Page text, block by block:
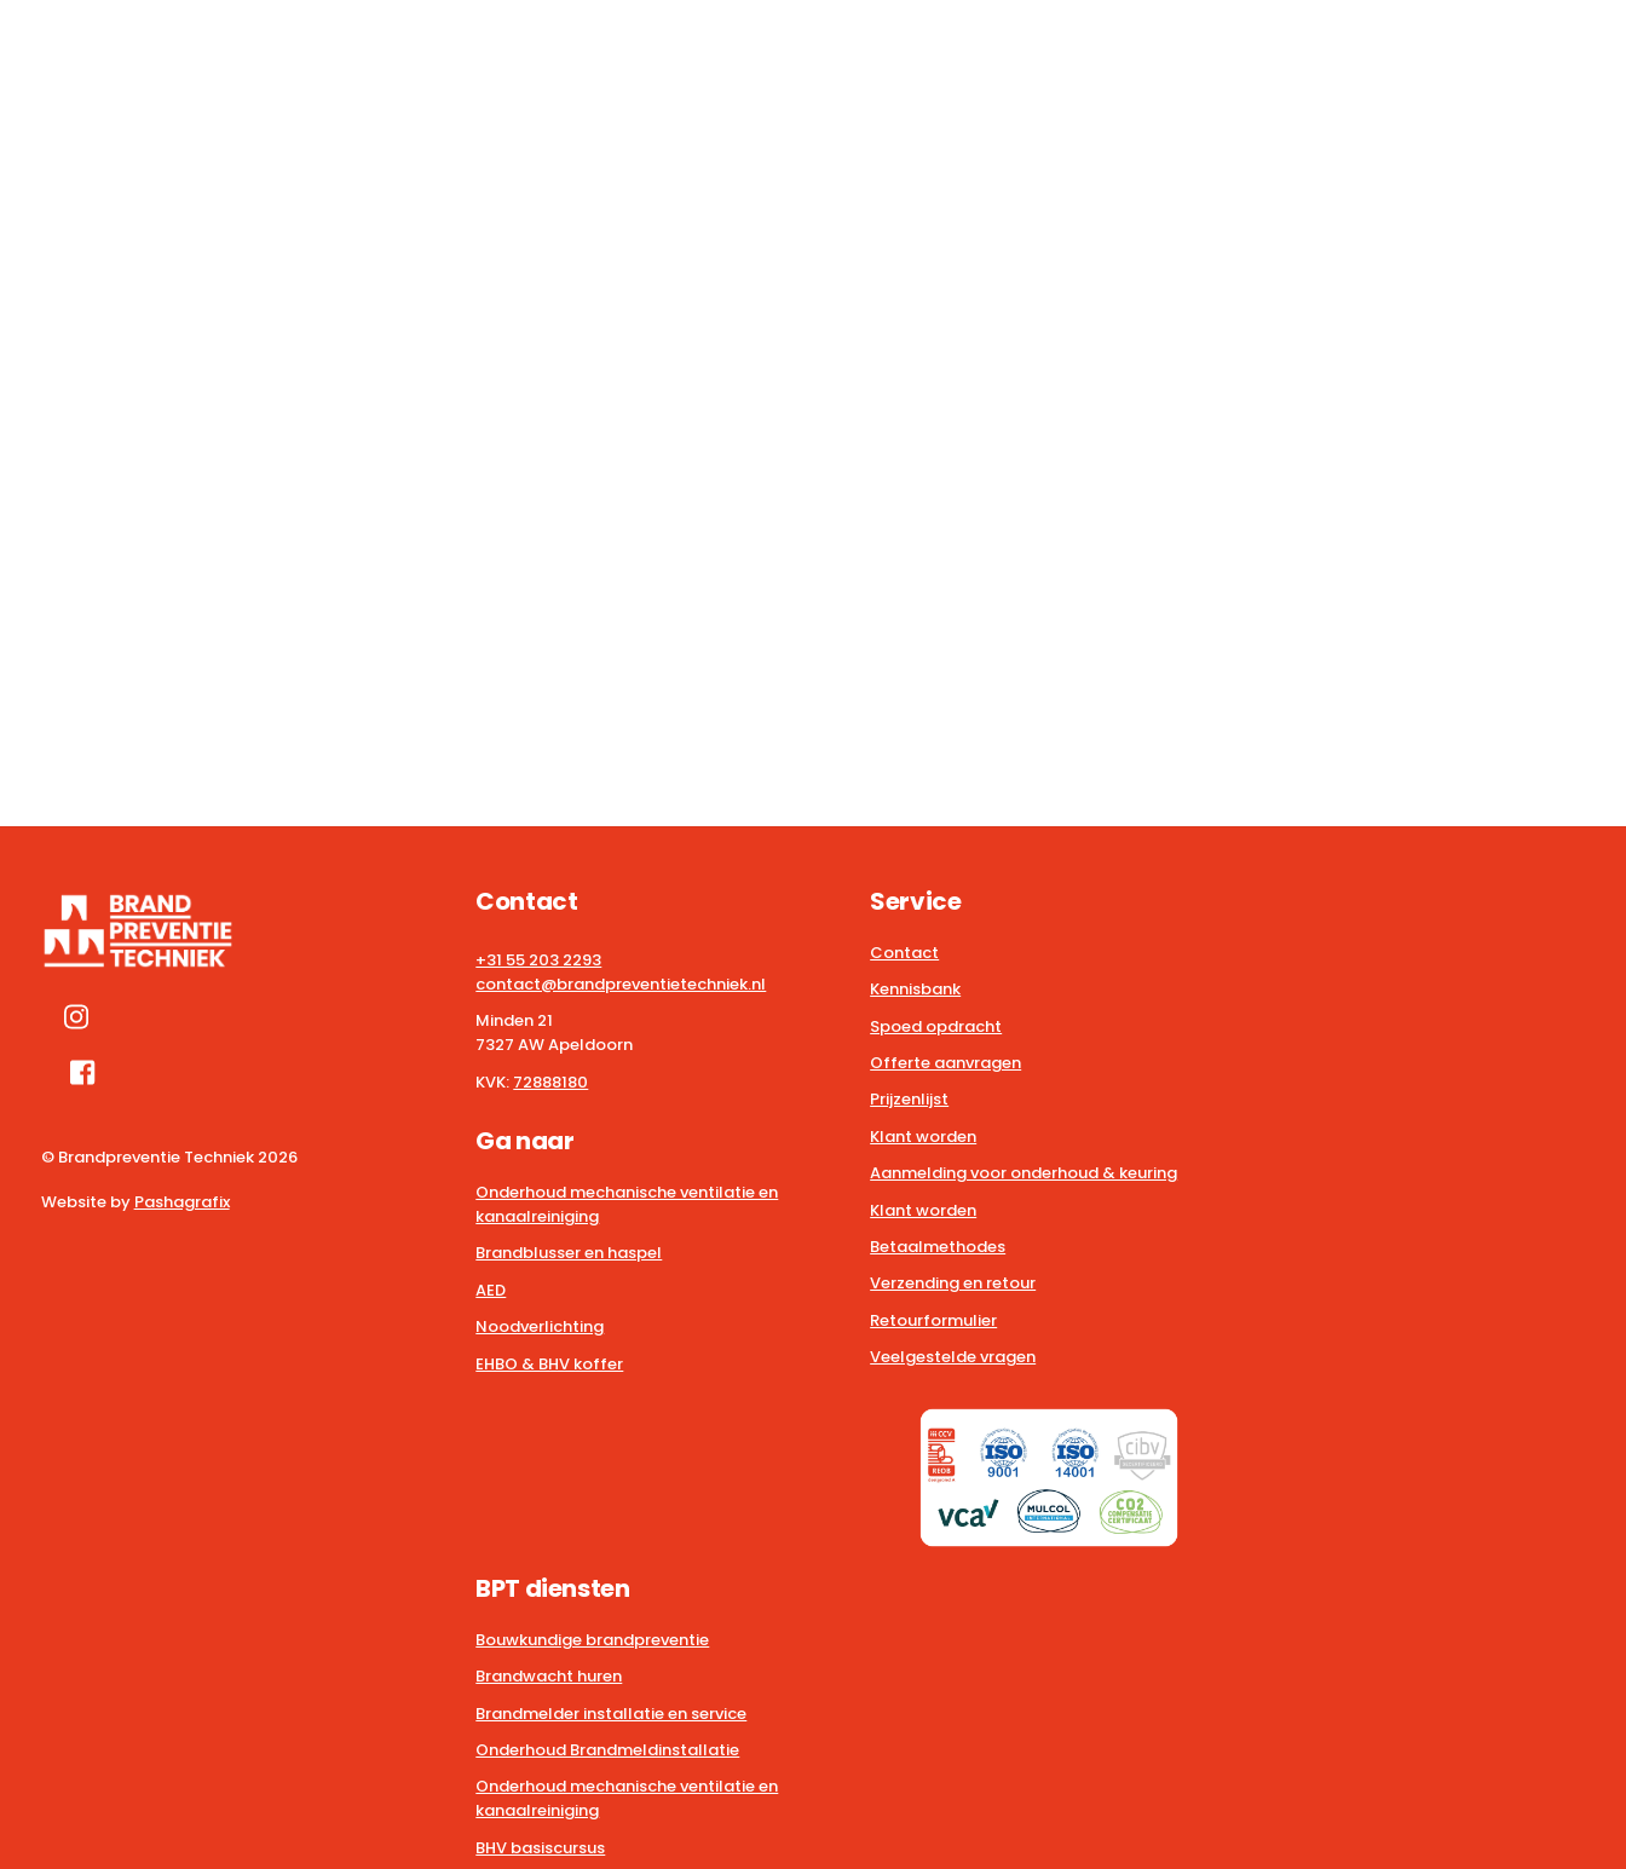
© Brandpreventie Techniek 2026
Website by Pashagrafix
Contact
+31 55 203 2293
contact@brandpreventietechniek.nl
Minden 21
7327 AW Apeldoorn
KVK: 72888180
Ga naar
Onderhoud mechanische ventilatie en
kanaalreiniging
Brandblusser en haspel
AED
Noodverlichting
EHBO & BHV koffer
Service
Contact
Kennisbank
Spoed opdracht
Offerte aanvragen
Prijzenlijst
Klant worden
Aanmelding voor onderhoud & keuring
Klant worden
Betaalmethodes
Verzending en retour
Retourformulier
Veelgestelde vragen
BPT diensten
Bouwkundige brandpreventie
Brandwacht huren
Brandmelder installatie en service
Onderhoud Brandmeldinstallatie
Onderhoud mechanische ventilatie en
kanaalreiniging
BHV basiscursus